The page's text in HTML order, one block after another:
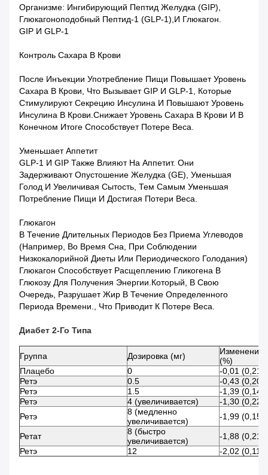
Организме: Ингибирующий Пептид Желудка (GIP),
Глюкагоноподобный Пептид-1 (GLP-1),и Глюкагон.
GIP И GLP-1
Контроль Сахара В Крови
После Инъекции Употребление Пищи Повышает Уровень
Сахара В Крови, Что Вызывает GIP И GLP-1, Которые
Стимулируют Секрецию Инсулина И Повышают Уровень
Инсулина В Крови.снижает Уровень Сахара В Крови И В
Конечном Итоге Способствует Потере Веса.
Уменьшает Аппетит
GLP-1 И GIP Также Влияют На Аппетит. Они
Задерживают Опустошение Желудка (GE), Уменьшая
Голод И Увеличивая Сытость, Тем Самым Уменьшая
Потребление Пищи И Достигая Потери Веса.
Глюкагон
В Течение Длительных Периодов Без Приема Углеводов
(например, Во Время Сна, При Соблюдении
Низкокалорийной Диеты Или Периодического Голодания)
Глюкагон Способствует Расщеплению Гликогена В
Глюкозу Для Получения Энергии.который, В Свою
Очередь, Разрушает Жир В Течение Определенного
Периода Времени., Что Приводит К Потере Веса.
Диабет 2-Го Типа
Группа Дозировка (мг)
Изменение
(%)
Плацебо
0
-0,01 (0,21)
Ретэ
0.5
-0,43 (0,20)
Ретэ
1.5
-1,39 (0,14)
Ретэ
4 (увеличивается)
-1,30 (0,22)
Ретэ
8 (медленно
увеличивается)
-1,99 (0,15)
Ретат
8 (быстро
увеличивается)
-1,88 (0,21)
Ретэ
12 -2,02 (0,11)